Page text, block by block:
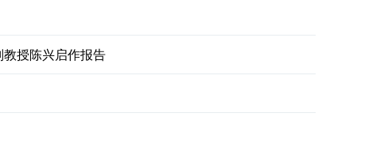
教授陈兴启作报告